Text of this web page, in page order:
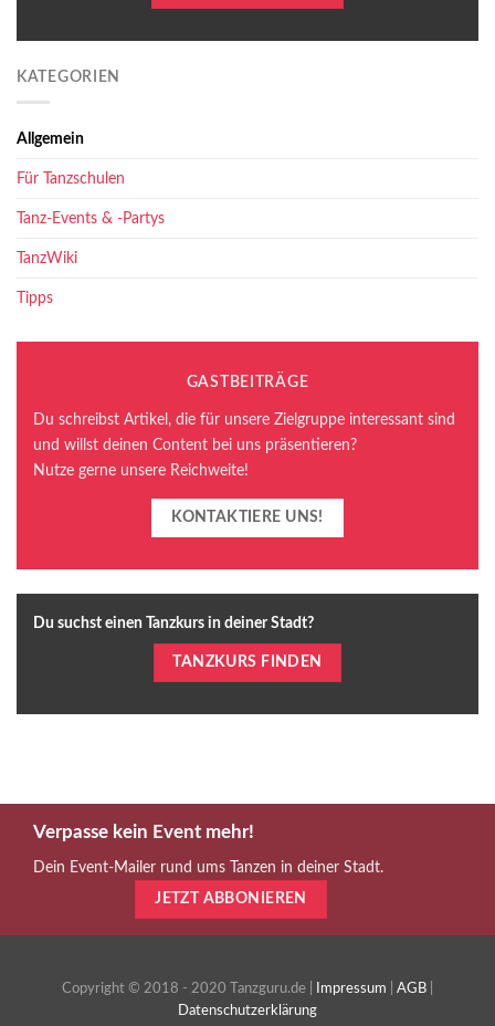
KATEGORIEN
Allgemein
Für Tanzschulen
Tanz-Events & -Partys
TanzWiki
Tipps
GASTBEITRÄGE
Du schreibst Artikel, die für unsere Zielgruppe interessant sind
und willst deinen Content bei uns präsentieren?
Nutze gerne unsere Reichweite!
KONTAKTIERE UNS!
Du suchst einen Tanzkurs in deiner Stadt?
TANZKURS FINDEN
Verpasse kein Event mehr!
Dein Event-Mailer rund ums Tanzen in deiner Stadt.
JETZT ABBONIEREN
Copyright © 2018 - 2020 Tanzguru.de | Impressum AGB
Datenschutzerklärung